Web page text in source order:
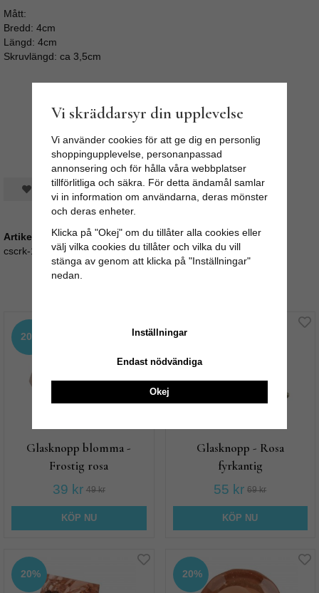
Mått:
Bredd: 4cm
Längd: 4cm
Skruvlängd: ca 3,5cm
Spara som favorit
Artikelnummer:
cscrk-173/175
20%
Glasknopp blomma -
Frostig rosa
39 kr 49 kr
KÖP NU
20%
Glasknopp - Rosa
fyrkantig
55 kr 69 kr
KÖP NU
20% 20%
Vi skräddarsyr din upplevelse
Vi använder cookies för att ge dig en personlig
shoppingupplevelse, personanpassad
annonsering och för hålla våra webbplatser
tillförlitliga och säkra. För detta ändamål samlar
vi in information om användarna, deras mönster
och deras enheter.
Klicka på "Okej" om du tillåter alla cookies eller
välj vilka cookies du tillåter och vilka du vill
stänga av genom att klicka på "Inställningar"
nedan.
Inställningar
Endast nödvändiga
Okej